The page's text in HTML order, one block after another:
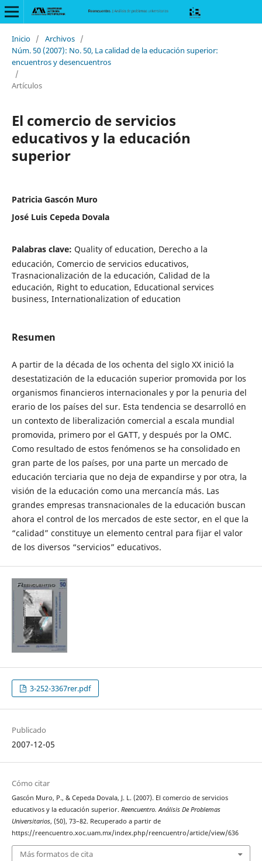
Inicio / Archivos /
Núm. 50 (2007): No. 50, La calidad de la educación superior:
encuentros y desencuentros
/
Artículos
El comercio de servicios
educativos y la educación
superior
Patricia Gascón Muro
José Luis Cepeda Dovala
Palabras clave: Quality of education, Derecho a la
educación, Comercio de servicios educativos,
Trasnacionalización de la educación, Calidad de la
educación, Right to education, Educational services
business, Internationalization of education
Resumen
A partir de la década de los ochenta del siglo XX inició la
desestatización de la educación superior promovida por los
organismos financieros internacionales y por la penuria del
erario de los países del sur. Esta tendencia se desarrolló en
un contexto de liberalización comercial a escala mundial
promovida, primero por el GATT, y después por la OMC.
Como resultado de estos fenómenos se ha consolidado en
gran parte de los países, por una parte un mercado de
educación terciaria que no deja de expandirse y por otra, la
visión de la educación como una mercancía más. Las
grandes empresas transnacionales de la educación buscan
ahora el control de los mercados de este sector, en el que la
“calidad” constituye un elemento central para fijar el valor
de los diversos “servicios” educativos.
3-252-3367rer.pdf
Publicado
2007-12-05
Cómo citar
Gascón Muro, P., & Cepeda Dovala, J. L. (2007). El comercio de servicios
educativos y la educación superior. Reencuentro. Análisis De Problemas
Universitarios, (50), 73–82. Recuperado a partir de
https://reencuentro.xoc.uam.mx/index.php/reencuentro/article/view/636
Más formatos de cita